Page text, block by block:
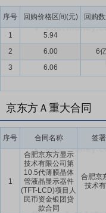
序号 回购价格区间(元) 回购
1 5.94
2
6.00 6
3
6.06
京东方Ａ重大合同
序号 合同名称 签
1
合肥京东方显示
技术有限公司第
10.5代薄膜晶体
管液晶显示器件
(TFT-LCD)项目人
民币资金银团贷
款合同
合肥京
技术